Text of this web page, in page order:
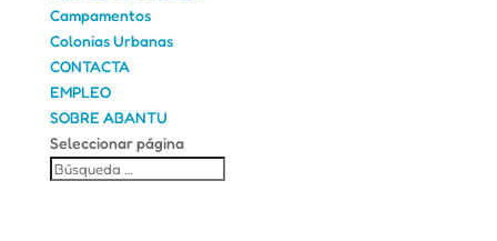
Campamentos
Colonias Urbanas
CONTACTA
EMPLEO
SOBRE ABANTU
Seleccionar página